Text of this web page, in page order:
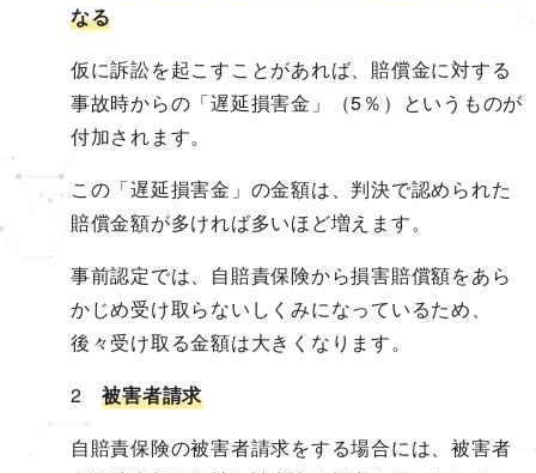
なる
仮に訴訟を起こすことがあれば、賠償金に対する
事故時からの「遅延損害金」（5％）というものが
付加されます。
この「遅延損害金」の金額は、判決で認められた
賠償金額が多ければ多いほど増えます。
事前認定では、自賠責保険から損害賠償額をあら
かじめ受け取らないしくみになっているため、
後々受け取る金額は大きくなります。
2被害者請求
自賠責保険の被害者請求をする場合には、被害者